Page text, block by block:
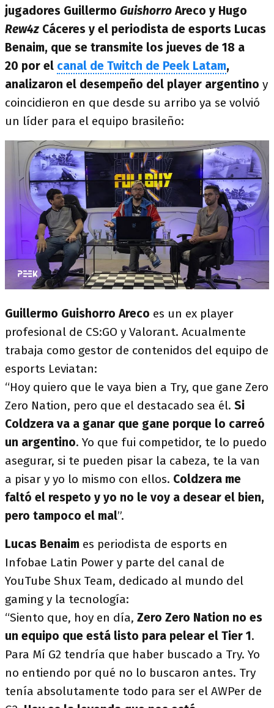
jugadores Guillermo GuishorroAreco y Hugo
Rew4z Cáceres y el periodista de esports Lucas
Benaim, que se transmite los jueves de 18 a
20 por el canal de Twitch de Peek Latam,
analizaron el desempeño del player argentino y
coincidieron en que desde su arribo ya se volvió
un líder para el equipo brasileño:
Guillermo Guishorro Areco es un ex player
profesional de CS:GO y Valorant. Acualmente
trabaja como gestor de contenidos del equipo de
esports Leviatan:
“Hoy quiero que le vaya bien a Try, que gane Zero
Zero Nation, pero que el destacado sea él. Si
Coldzera va a ganar que gane porque lo carreó
un argentino. Yo que fui competidor, te lo puedo
asegurar, si te pueden pisar la cabeza, te la van
a pisar y yo lo mismo con ellos. Coldzera me
faltó el respeto y yo no le voy a desear el bien,
pero tampoco el mal”.
Lucas Benaim es periodista de esports en
Infobae Latin Power y parte del canal de
YouTube Shux Team, dedicado al mundo del
gaming y la tecnología:
“Siento que, hoy en día, Zero Zero Nation no es
un equipo que está listo para pelear el Tier 1.
Para Mí G2 tendría que haber buscado a Try. Yo
no entiendo por qué no lo buscaron antes. Try
tenía absolutamente todo para ser el AWPer de